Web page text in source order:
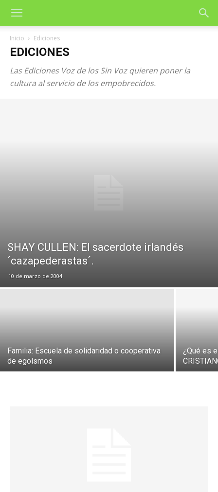
Inicio Ediciones
EDICIONES
Las Ediciones Voz de los Sin Voz quieren poner la
cultura al servicio de los empobrecidos.
SHAY CULLEN: El sacerdote irlandés
´cazapederastas´.
10 de marzo de 2004
Familia: Escuela de solidaridad o cooperativa
de egoísmos
¿Qué es